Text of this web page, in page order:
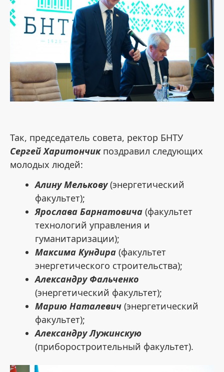
Так, председатель совета, ректор БНТУ
Сергей Харитончикпоздравил следующих
молодых людей:
Алину Мелькову(энергетический
факультет);
Ярослава Барнатовича (факультет
технологий управления и
гуманитаризации);
Максима Кундира (факультет
энергетического строительства);
Александру Фальченко
(энергетический факультет);
Марию Наталевич (энергетический
факультет);
Александру Лужинскую
(приборостроительный факультет).